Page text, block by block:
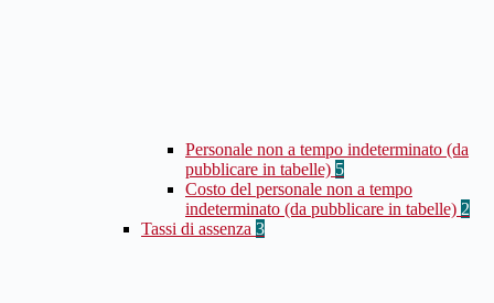
Personale non a tempo indeterminato (da
pubblicare in tabelle) 5
Costo del personale non a tempo
indeterminato (da pubblicare in tabelle) 2
Tassi di assenza 3